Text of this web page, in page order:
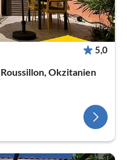
5,0
Okzitanien